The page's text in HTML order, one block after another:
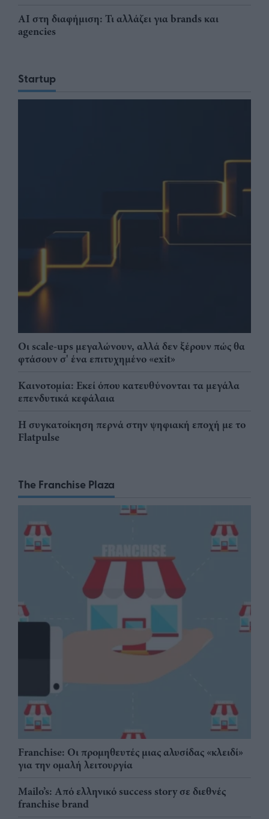
AI στη διαφήμιση: Τι αλλάζει για brands και
agencies
Startup
Οι scale-ups μεγαλώνουν, αλλά δεν ξέρουν πώς θα
φτάσουν σ' ένα επιτυχημένο «exit»
Καινοτομία: Εκεί όπου κατευθύνονται τα μεγάλα
επενδυτικά κεφάλαια
Η συγκατοίκηση περνά στην ψηφιακή εποχή με το
Flatpulse
The Franchise Plaza
Franchise: Οι προμηθευτές μιας αλυσίδας «κλειδί»
για την ομαλή λειτουργία
Mailo’s: Από ελληνικό success story σε διεθνές
franchise brand